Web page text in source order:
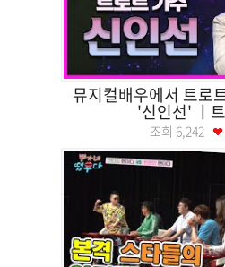
뮤지컬배우에서 트로
'신인선' ㅣ
조회 6,242